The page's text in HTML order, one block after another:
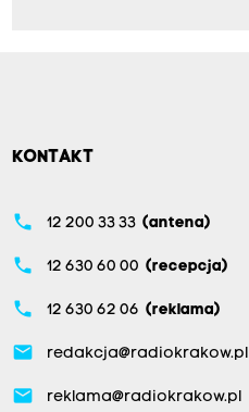
KONTAKT
phone 12 200 33 33 (antena)
phone 12 630 60 00 (recepcja)
phone 12 630 62 06 (reklama)
email redakcja@radiokrakow.pl
email reklama@radiokrakow.pl